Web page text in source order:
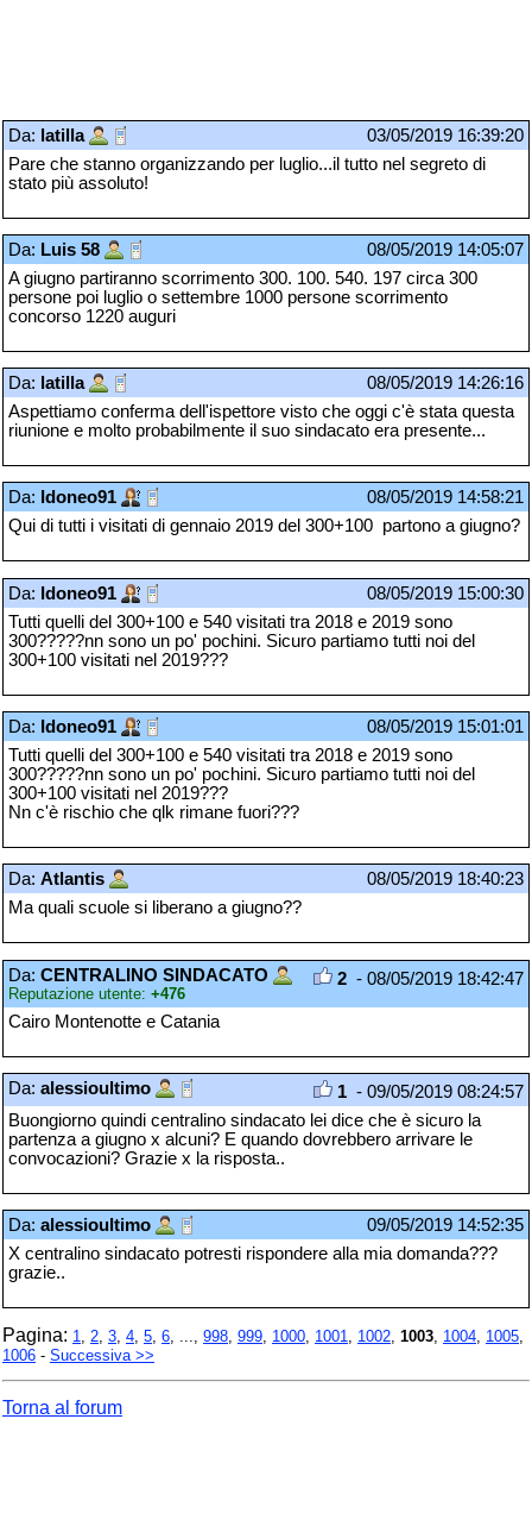
Da: latilla
03/05/2019 16:39:20
Pare che stanno organizzando per luglio...il tutto nel segreto di
stato più assoluto!
Da: Luis 58
08/05/2019 14:05:07
A giugno partiranno scorrimento 300. 100. 540. 197 circa 300
persone poi luglio o settembre 1000 persone scorrimento
concorso 1220 auguri
Da: latilla
08/05/2019 14:26:16
Aspettiamo conferma dell'ispettore visto che oggi c'è stata questa
riunione e molto probabilmente il suo sindacato era presente...
Da: Idoneo91
08/05/2019 14:58:21
Qui di tutti i visitati di gennaio 2019 del 300+100 partono a giugno?
Da: Idoneo91
08/05/2019 15:00:30
Tutti quelli del 300+100 e 540 visitati tra 2018 e 2019 sono
300?????nn sono un po' pochini. Sicuro partiamo tutti noi del
300+100 visitati nel 2019???
Da: Idoneo91
08/05/2019 15:01:01
Tutti quelli del 300+100 e 540 visitati tra 2018 e 2019 sono
300?????nn sono un po' pochini. Sicuro partiamo tutti noi del
300+100 visitati nel 2019???
Nn c'è rischio che qlk rimane fuori???
Da: Atlantis
08/05/2019 18:40:23
Ma quali scuole si liberano a giugno??
Da: CENTRALINO SINDACATO
Reputazione utente: +476
2 - 08/05/2019 18:42:47
Cairo Montenotte e Catania
Da: alessioultimo 1 - 09/05/2019 08:24:57
Buongiorno quindi centralino sindacato lei dice che è sicuro la
partenza a giugno x alcuni? E quando dovrebbero arrivare le
convocazioni? Grazie x la risposta..
Da: alessioultimo
09/05/2019 14:52:35
X centralino sindacato potresti rispondere alla mia domanda???
grazie..
Pagina: 1 2 3 4 5 6 998 999 1000 1001 1002 1003 1004 1005
1006 - Successiva >>
Torna al forum